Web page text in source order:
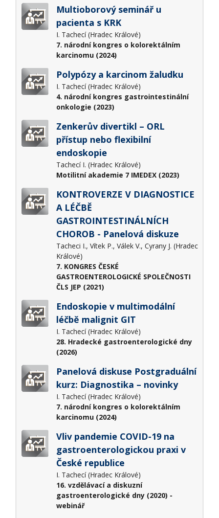
Multioborový seminář u
pacienta s KRK
I. Tachecí (Hradec Králové)
7. národní kongres o kolorektálním
karcinomu (2024)
Polypózy a karcinom žaludku
I. Tachecí (Hradec Králové)
4. národní kongres gastrointestinální
onkologie (2023)
Zenkerův divertikl – ORL
přístup nebo flexibilní
endoskopie
Tachecí I. (Hradec Králové)
Motilitní akademie 7 IMEDEX (2023)
KONTROVERZE V DIAGNOSTICE
A LÉČBĚ
GASTROINTESTINÁLNÍCH
CHOROB - Panelová diskuze
Tacheci I., Vítek P., Válek V., Cyrany J. (Hradec
Králové)
7. KONGRES ČESKÉ
GASTROENTEROLOGICKÉ SPOLEČNOSTI
ČLS JEP (2021)
Endoskopie v multimodální
léčbě malignit GIT
I. Tachecí (Hradec Králové)
28. Hradecké gastroenterologické dny
(2026)
Panelová diskuse Postgraduální
kurz: Diagnostika – novinky
I. Tachecí (Hradec Králové)
7. národní kongres o kolorektálním
karcinomu (2024)
Vliv pandemie COVID-19 na
gastroenterologickou praxi v
České republice
I. Tachecí (Hradec Králové)
16. vzdělávací a diskuzní
gastroenterologické dny (2020) -
webinář